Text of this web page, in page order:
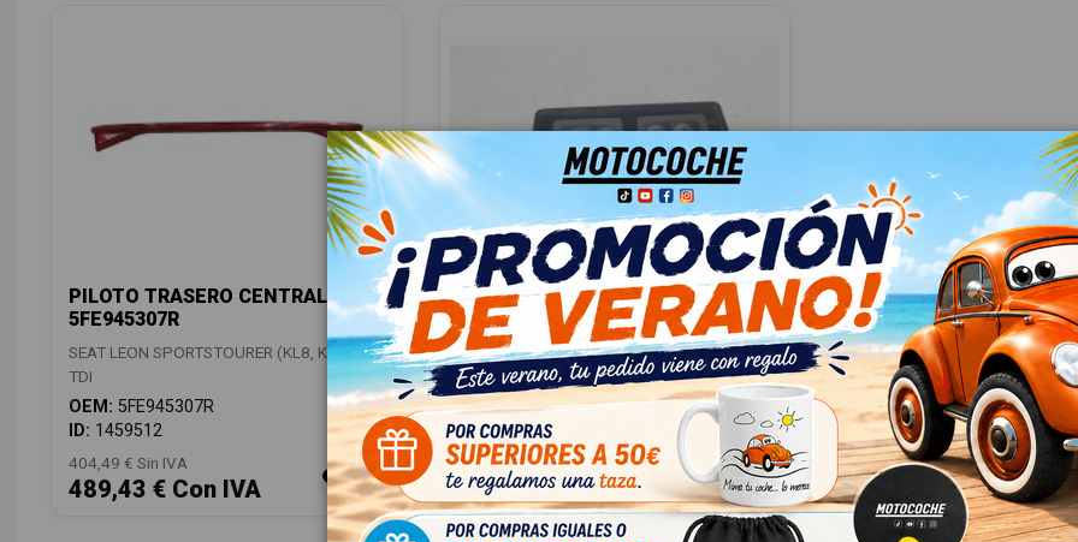
PILOTO TRASERO CENTRAL
5FE945307R
SEAT LEON SPORTSTOURER (KL8, KLD) 2.0
TDI
OEM: 5FE945307R
ID: 1459512
404,49 € Sin IVA
489,43 € Con IVA
LUZ INTERIOR 5H0947290D
SEAT LEON SPORTSTOURER (KL8, KLD) 2.0
TDI
OEM: 5H0947290D
ID:1459356
18,00 € Sin IVA
21,78 € Con IVA